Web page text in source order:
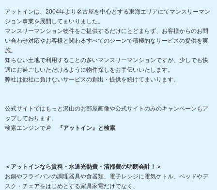
アットインは、2004年より名古屋を中心とする東海エリアにてマンスリーマン
ション事業を展開してまいりました。
マンスリーマンション物件をご提供するだけにとどまらず、お客様からのお問
い合わせ対応やお客様と関わるすべてのシーンで積極的なサービスの提供を実
施。
知らない土地で利用することの多いマンスリーマンションですが、少しでも快
適にお過ごしいただけるように物件探しをお手伝いいたします。
弊社は他社に負けないサービスの創出・提供を続けてまいります。
公式サイトではもっと沢山のお部屋画像や公式サイトのみのキャンペーンもア
ップしております。
検索エンジンで🔎
『アットイン』と検索
＜アットインなら賃料・水道光熱費・清掃費の明朗会計！＞
お鍋やフライパンの調理器具や食器類、電子レンジに電気ケトル、ベッドやデ
スク・チェアをはじめとする家具家電だけでなく、